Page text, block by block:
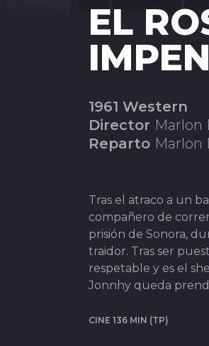
EL
1961 Western
Director Marlon
Reparto Marlon
Tras el atraco a un
compañero de
prisión de Sonora,
traidor. Tras ser
respetable y es el
Jonnhy queda
CINE 136 MIN (TP)